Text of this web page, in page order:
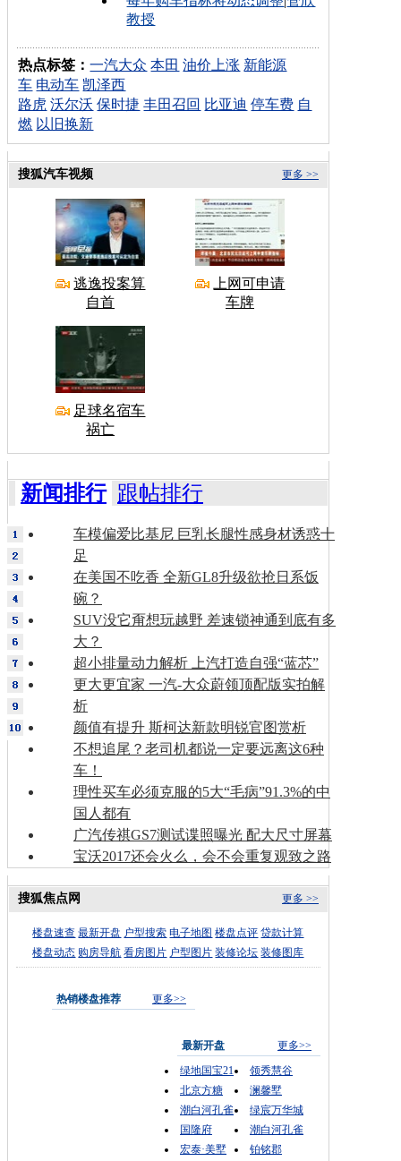
教授
热点标签：一汽大众 本田 油价上涨 新能源
车 电动车 凯泽西
路虎 沃尔沃 保时捷 丰田召回 比亚迪 停车费 自
燃 以旧换新
更多 >>
搜狐汽车视频
逃逸投案算
自首
上网可申请
车牌
足球名宿车
祸亡
新闻排行 跟帖排行
车模偏爱比基尼 巨乳长腿性感身材诱惑十
足
在美国不吃香 全新GL8升级欲抢日系饭
碗？
SUV没它甭想玩越野 差速锁神通到底有多
大？
超小排量动力解析 上汽打造自强“蓝芯”
更大更宜家 一汽-大众蔚领顶配版实拍解
析
颜值有提升 斯柯达新款明锐官图赏析
不想追尾？老司机都说一定要远离这6种
车！
理性买车必须克服的5大“毛病”91.3%的中
国人都有
广汽传祺GS7测试谍照曝光 配大尺寸屏幕
宝沃2017还会火么，会不会重复观致之路
更多 >>
搜狐焦点网
楼盘速查 最新开盘 户型搜索 电子地图 楼盘点评 贷款计算
楼盘动态 购房导航 看房图片 户型图片 装修论坛 装修图库
热销楼盘推荐 更多>>
最新开盘
更多>>
绿地国宝21
领秀慧谷
北京方糖
澜馨墅
潮白河孔雀
绿宸万华城
国隆府
潮白河孔雀
宏泰·美墅
铂铭郡